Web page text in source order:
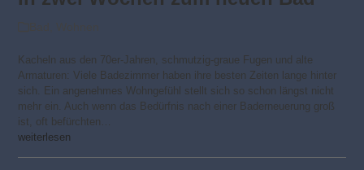
Kacheln aus den 70er-Jahren, schmutzig-graue Fugen und alte
Armaturen: Viele Badezimmer haben ihre besten Zeiten lange hinter
sich. Ein angenehmes Wohngefühl stellt sich so schon längst nicht
mehr ein. Auch wenn das Bedürfnis nach einer Baderneuerung groß
ist, oft befürchten…
weiterlesen